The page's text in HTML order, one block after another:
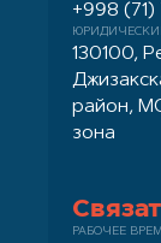
+998
130100,
район,
зона
РАБОЧЕЕ